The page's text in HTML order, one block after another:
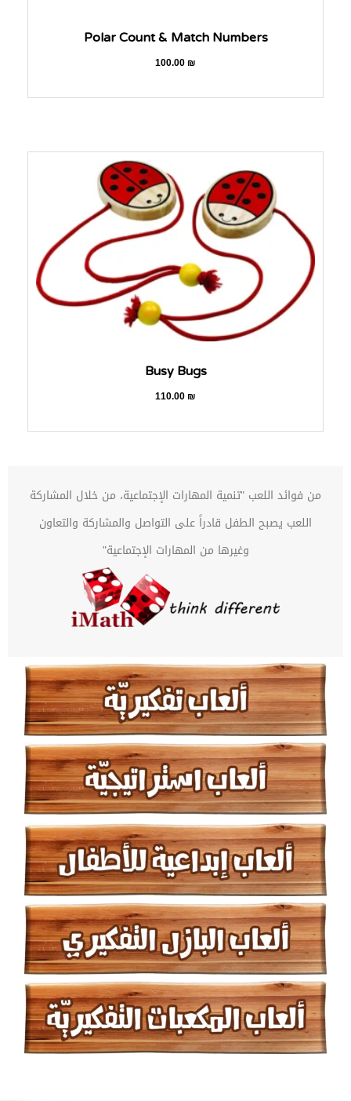
Polar Count & Match Numbers
100.00₪
Busy Bugs
110.00₪
من فوائد اللعب "تنمية المهارات الإجتماعية، من خلال المشاركة
اللعب يصبح الطفل قادراً على التواصل والمشاركة والتعاون
وغيرها من المهارات الإجتماعية"